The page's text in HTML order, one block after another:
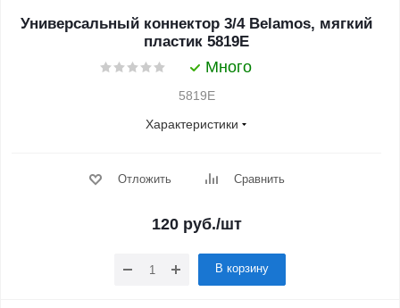
Универсальный коннектор 3/4 Belamos, мягкий
пластик 5819Е
Много
5819E
Характеристики
Отложить Сравнить
120 руб./шт
В корзину